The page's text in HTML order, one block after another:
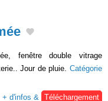
fenêtre double vitrage
Jour de pluie. Catégorie
+ d'infos &
Téléchargement